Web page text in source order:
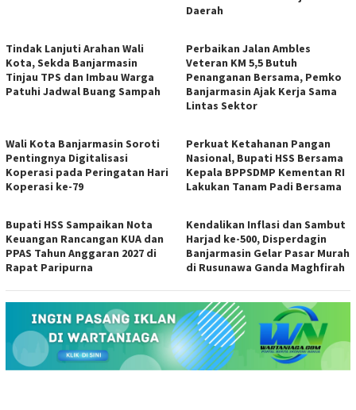
Daerah
Tindak Lanjuti Arahan Wali
Kota, Sekda Banjarmasin
Tinjau TPS dan Imbau Warga
Patuhi Jadwal Buang Sampah
Perbaikan Jalan Ambles
Veteran KM 5,5 Butuh
Penanganan Bersama, Pemko
Banjarmasin Ajak Kerja Sama
Lintas Sektor
Wali Kota Banjarmasin Soroti
Pentingnya Digitalisasi
Koperasi pada Peringatan Hari
Koperasi ke-79
Perkuat Ketahanan Pangan
Nasional, Bupati HSS Bersama
Kepala BPPSDMP Kementan RI
Lakukan Tanam Padi Bersama
Bupati HSS Sampaikan Nota
Keuangan Rancangan KUA dan
PPAS Tahun Anggaran 2027 di
Rapat Paripurna
Kendalikan Inflasi dan Sambut
Harjad ke-500, Disperdagin
Banjarmasin Gelar Pasar Murah
di Rusunawa Ganda Maghfirah